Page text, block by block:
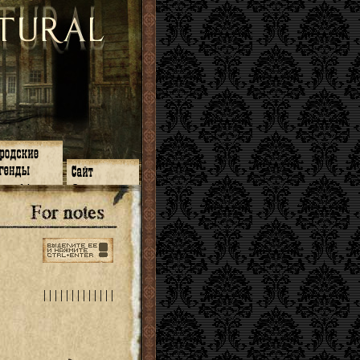
14
13
11
12
9
6
О нас
ЧаВо
Поиск
Ссылки
Карта сайта
| | | | | | | | | | || |